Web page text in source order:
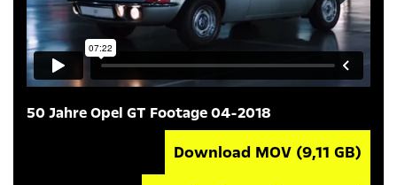
50 Jahre Opel GT Footage 04-2018
Download MOV (9,11 GB)